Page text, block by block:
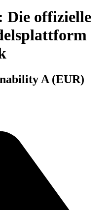
Die offizielle
A (EUR)